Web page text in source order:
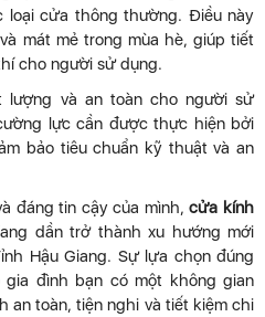
loại cửa thông thường. Điều này
mát mẻ trong mùa hè, giúp tiết
cho người sử dụng.
lượng và an toàn cho người sử
lực cần được thực hiện bởi
bảo tiêu chuẩn kỹ thuật và an
đáng tin cậy của mình,cửa kính
dần trở thành xu hướng mới
Hậu Giang. Sự lựa chọn đúng
đình bạn có một không gian
an toàn, tiện nghi và tiết kiệm chi